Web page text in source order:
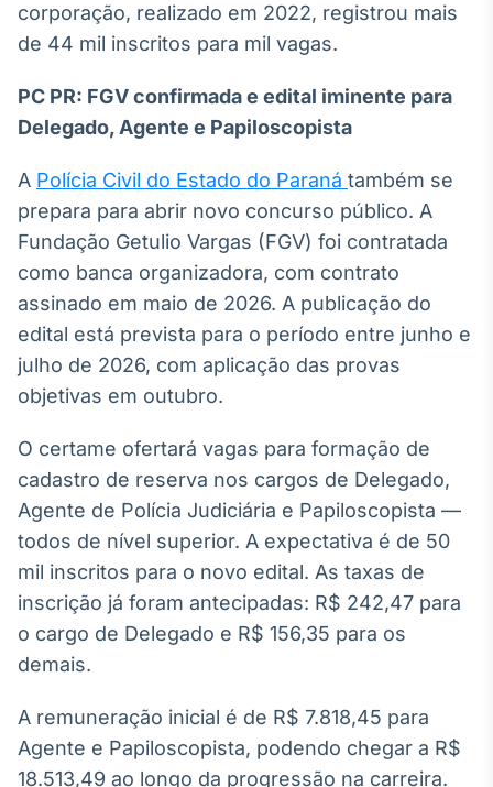
corporação, realizado em 2022, registrou mais
de 44 mil inscritos para mil vagas.
PC PR: FGV confirmada e edital iminente para
Delegado, Agente e Papiloscopista
A Polícia Civil do Estado do Paraná também se
prepara para abrir novo concurso público. A
Fundação Getulio Vargas (FGV) foi contratada
como banca organizadora, com contrato
assinado em maio de 2026. A publicação do
edital está prevista para o período entre junho e
julho de 2026, com aplicação das provas
objetivas em outubro.
O certame ofertará vagas para formação de
cadastro de reserva nos cargos de Delegado,
Agente de Polícia Judiciária e Papiloscopista —
todos de nível superior. A expectativa é de 50
mil inscritos para o novo edital. As taxas de
inscrição já foram antecipadas: R$ 242,47 para
o cargo de Delegado e R$ 156,35 para os
demais.
A remuneração inicial é de R$ 7.818,45 para
Agente e Papiloscopista, podendo chegar a R$
18.513,49 ao longo da progressão na carreira.